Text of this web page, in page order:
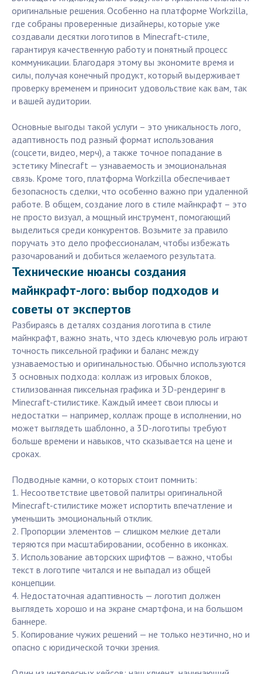
оригинальные решения. Особенно на платформе Workzilla,
где собраны проверенные дизайнеры, которые уже
создавали десятки логотипов в Minecraft-стиле,
гарантируя качественную работу и понятный процесс
коммуникации. Благодаря этому вы экономите время и
силы, получая конечный продукт, который выдерживает
проверку временем и приносит удовольствие как вам, так
и вашей аудитории.
Основные выгоды такой услуги – это уникальность лого,
адаптивность под разный формат использования
(соцсети, видео, мерч), а также точное попадание в
эстетику Minecraft — узнаваемость и эмоциональная
связь. Кроме того, платформа Workzilla обеспечивает
безопасность сделки, что особенно важно при удаленной
работе. В общем, создание лого в стиле майнкрафт – это
не просто визуал, а мощный инструмент, помогающий
выделиться среди конкурентов. Возьмите за правило
поручать это дело профессионалам, чтобы избежать
разочарований и добиться желаемого результата.
Технические нюансы создания
майнкрафт-лого: выбор подходов и
советы от экспертов
Разбираясь в деталях создания логотипа в стиле
майнкрафт, важно знать, что здесь ключевую роль играют
точность пиксельной графики и баланс между
узнаваемостью и оригинальностью. Обычно используются
3 основных подхода: коллаж из игровых блоков,
стилизованная пиксельная графика и 3D-рендеринг в
Minecraft-стилистике. Каждый имеет свои плюсы и
недостатки — например, коллаж проще в исполнении, но
может выглядеть шаблонно, а 3D-логотипы требуют
больше времени и навыков, что сказывается на цене и
сроках.
Подводные камни, о которых стоит помнить:
1. Несоответствие цветовой палитры оригинальной
Minecraft-стилистике может испортить впечатление и
уменьшить эмоциональный отклик.
2. Пропорции элементов — слишком мелкие детали
теряются при масштабировании, особенно в иконках.
3. Использование авторских шрифтов — важно, чтобы
текст в логотипе читался и не выпадал из общей
концепции.
4. Недостаточная адаптивность — логотип должен
выглядеть хорошо и на экране смартфона, и на большом
баннере.
5. Копирование чужих решений — не только неэтично, но и
опасно с юридической точки зрения.